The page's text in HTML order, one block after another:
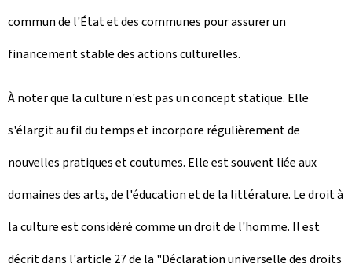
commun de l'État et des communes pour assurer un
financement stable des actions culturelles.
À noter que la culture n'est pas un concept statique. Elle
s'élargit au fil du temps et incorpore régulièrement de
nouvelles pratiques et coutumes. Elle est souvent liée aux
domaines des arts, de l'éducation et de la littérature. Le droit à
la culture est considéré comme un droit de l'homme. Il est
décrit dans l'article 27 de la "Déclaration universelle des droits